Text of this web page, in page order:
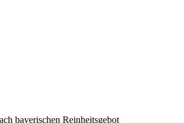
bayerischen Reinheitsgebot